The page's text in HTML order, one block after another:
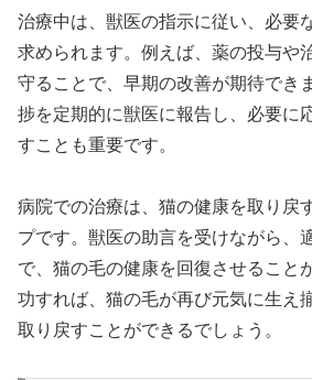
治療中は、獣医の指示に従い、必要
求められます。例えば、薬の投与や
守ることで、早期の改善が期待でき
捗を定期的に獣医に報告し、必要に
すことも重要です。
病院での治療は、猫の健康を取り戻
プです。獣医の助言を受けながら、
で、猫の毛の健康を回復させること
功すれば、猫の毛が再び元気に生え
取り戻すことができるでしょう。